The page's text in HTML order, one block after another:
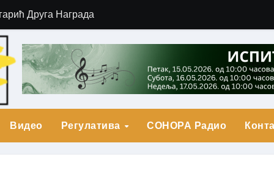
Прва награда
Видео Регулатива СОНОРА Радио